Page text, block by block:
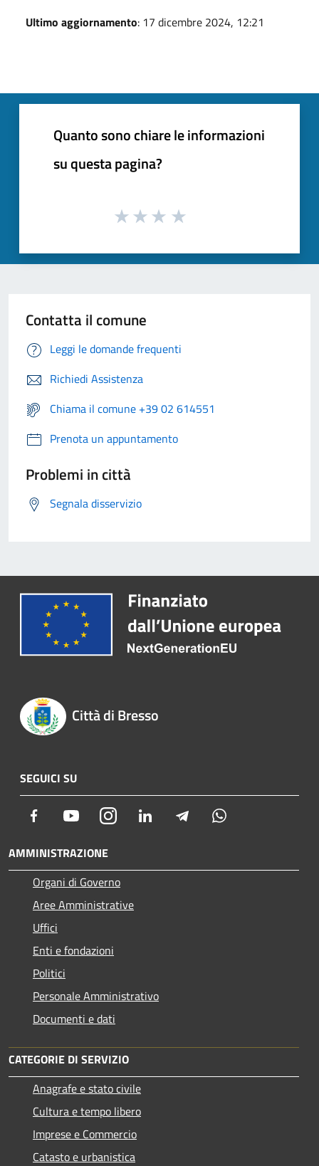
Ultimo aggiornamento: 17 dicembre 2024, 12:21
Quanto sono chiare le informazioni
su questa pagina?
Contatta il comune
Leggi le domande frequenti
Richiedi Assistenza
Chiama il comune +39 02 614551
Prenota un appuntamento
Problemi in città
Segnala disservizio
Città di Bresso
SEGUICI SU
Facebook YoutubeInstagram LinkedIn Telegram
AMMINISTRAZIONE
Organi di Governo
Aree Amministrative
Uffici
Enti e fondazioni
Politici
Personale Amministrativo
Documenti e dati
CATEGORIE DI SERVIZIO
Anagrafe e stato civile
Cultura e tempo libero
Imprese e Commercio
Catasto e urbanistica